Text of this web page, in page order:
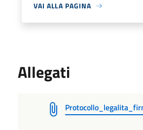
VAI ALLA PAGINA
Allegati